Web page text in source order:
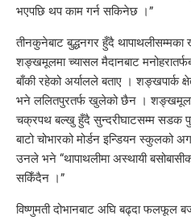
भएपछि थप काम गर्न सकिनेछ ।”
तीनकुनेबाट बुद्धनगर हुँदै
शङ्खमूलमा च्यासल मैदानबाट
बाँकी रहेको अर्यालले बताए । शङ्खपार्क
भने ललितपुरतर्फ खुलेको छैन ।
चक्रपथ बल्खु हुँदै सुन्दरीघाटसम्म सडक
बाटो चोभारको मोर्डन इन्डियन स्कुलको
उनले भने “थापाथलीमा अस्थायी
सकिँदैन ।”
विष्णुमती दोभानबाट अघि बढ्दा फलफूल